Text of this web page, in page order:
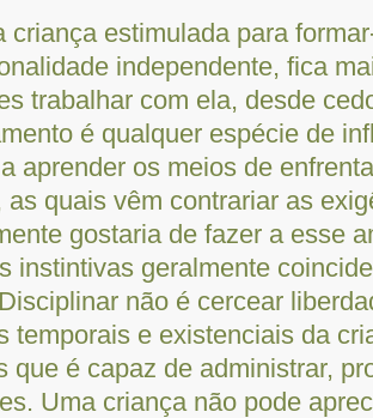
criança estimulada para
independente, fica
trabalhar com ela, desde
é qualquer espécie de
aprender os meios de
as quais vêm contrariar as
gostaria de fazer a esse
instintivas geralmente
não é cercear
temporais e existenciais da
que é capaz de administrar,
Uma criança não pode